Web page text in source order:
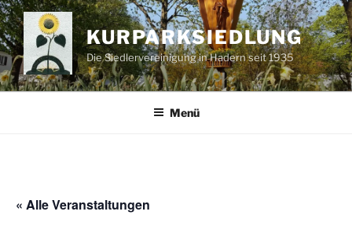
Zum
Inhalt
springen
KURPARKSIEDLUNG
Die Siedlervereinigung in Hadern seit 1935
Menü
« Alle Veranstaltungen